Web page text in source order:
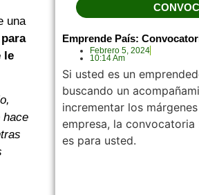
una
le
hace
Emprende País:
Febrero 5, 2024
10:14 Am
Si usted es un
buscando un
incrementar los
empresa, la
es para usted.